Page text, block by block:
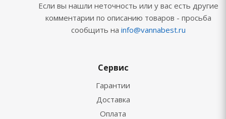
Если вы нашли неточность или у вас есть другие
комментарии по описанию товаров - просьба
сообщить на info@vannabest.ru
Сервис
Гарантии
Доставка
Оплата